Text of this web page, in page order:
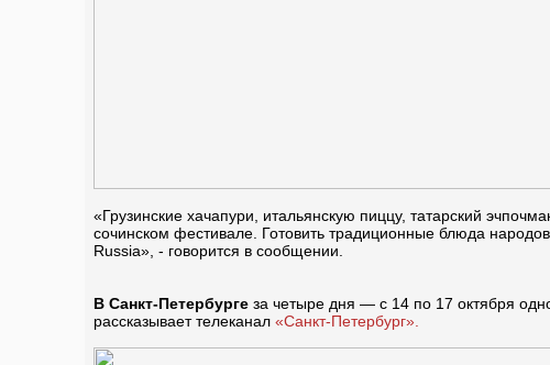
«Грузинские хачапури, итальянскую пиццу, татарский
сочинском фестивале. Готовить традиционные блюда
Russia», - говорится в сообщении.
В Санкт-Петербурге за четыре дня — с 14 по 17 октября
рассказывает телеканал «Санкт-Петербург».